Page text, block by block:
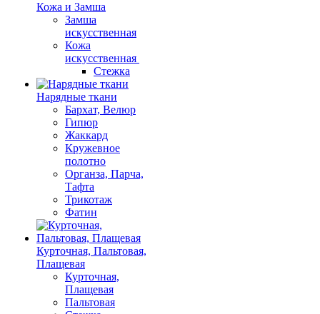
Кожа и Замша
Замша
искусственная
Кожа
искусственная
Стежка
Нарядные ткани
Бархат, Велюр
Гипюр
Жаккард
Кружевное
полотно
Органза, Парча,
Тафта
Трикотаж
Фатин
Курточная, Пальтовая,
Плащевая
Курточная,
Плащевая
Пальтовая